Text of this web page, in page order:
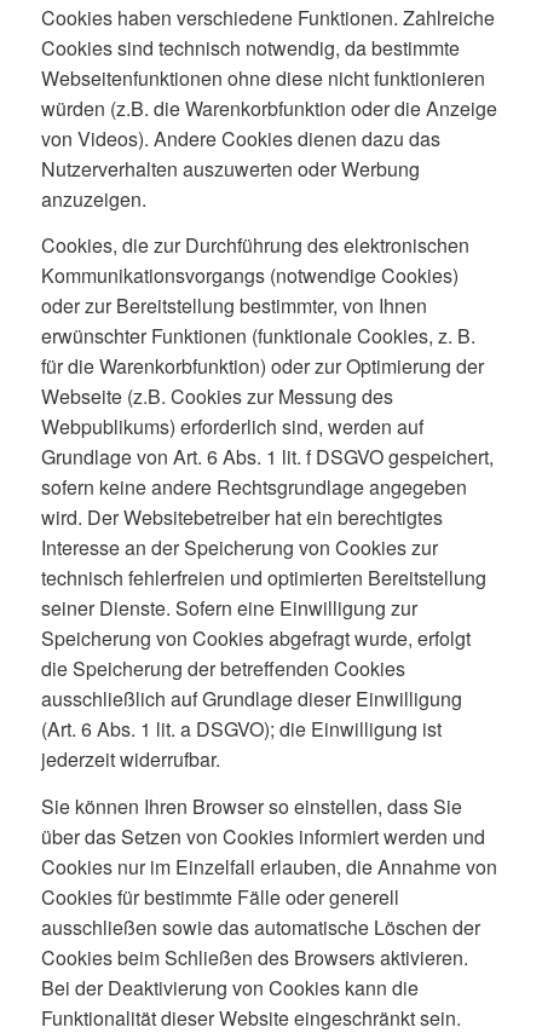
Cookies haben verschiedene Funktionen. Zahlreiche
Cookies sind technisch notwendig, da bestimmte
Webseitenfunktionen ohne diese nicht funktionieren
würden (z.B. die Warenkorbfunktion oder die Anzeige
von Videos). Andere Cookies dienen dazu das
Nutzerverhalten auszuwerten oder Werbung
anzuzeigen.
Cookies, die zur Durchführung des elektronischen
Kommunikationsvorgangs (notwendige Cookies)
oder zur Bereitstellung bestimmter, von Ihnen
erwünschter Funktionen (funktionale Cookies, z. B.
für die Warenkorbfunktion) oder zur Optimierung der
Webseite (z.B. Cookies zur Messung des
Webpublikums) erforderlich sind, werden auf
Grundlage von Art. 6 Abs. 1 lit. f DSGVO gespeichert,
sofern keine andere Rechtsgrundlage angegeben
wird. Der Websitebetreiber hat ein berechtigtes
Interesse an der Speicherung von Cookies zur
technisch fehlerfreien und optimierten Bereitstellung
seiner Dienste. Sofern eine Einwilligung zur
Speicherung von Cookies abgefragt wurde, erfolgt
die Speicherung der betreffenden Cookies
ausschließlich auf Grundlage dieser Einwilligung
(Art. 6 Abs. 1 lit. a DSGVO); die Einwilligung ist
jederzeit widerrufbar.
Sie können Ihren Browser so einstellen, dass Sie
über das Setzen von Cookies informiert werden und
Cookies nur im Einzelfall erlauben, die Annahme von
Cookies für bestimmte Fälle oder generell
ausschließen sowie das automatische Löschen der
Cookies beim Schließen des Browsers aktivieren.
Bei der Deaktivierung von Cookies kann die
Funktionalität dieser Website eingeschränkt sein.